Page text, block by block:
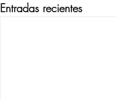
Entradas recientes